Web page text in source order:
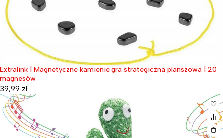
Extralink | Magnetyczne kamienie gra strategiczna planszowa | 20
magnesów
39,99 zł